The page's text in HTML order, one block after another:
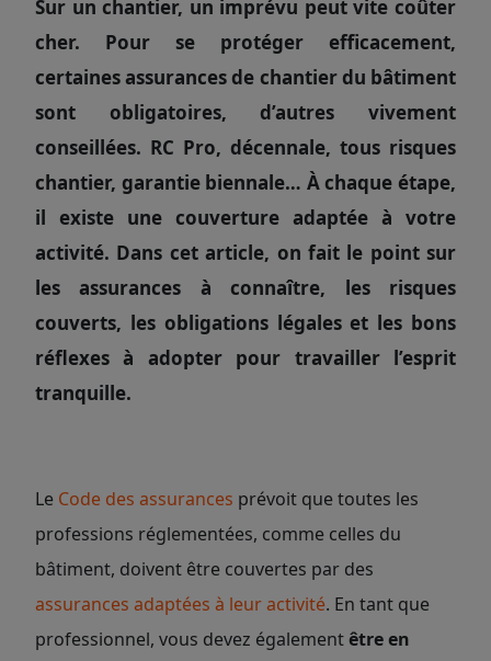
Sur un chantier, un imprévu peut vite coûter
cher. Pour se protéger efficacement,
certaines assurances de chantier du bâtiment
sont obligatoires, d’autres vivement
conseillées. RC Pro, décennale, tous risques
chantier, garantie biennale… À chaque étape,
il existe une couverture adaptée à votre
activité. Dans cet article, on fait le point sur
les assurances à connaître, les risques
couverts, les obligations légales et les bons
réflexes à adopter pour travailler l’esprit
tranquille.
Le Code des assurances prévoit que toutes les
professions réglementées, comme celles du
bâtiment, doivent être couvertes par des
assurances adaptées à leur activité. En tant que
professionnel, vous devez égalementêtre en